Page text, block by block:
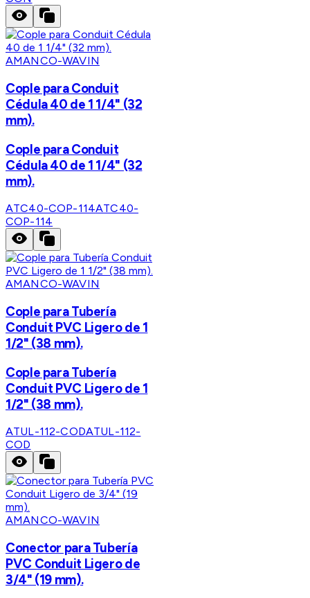
AMANCO-WAVIN
Cople para Conduit
Cédula 40 de 1 1/4" (32
mm).
Cople para Conduit
Cédula 40 de 1 1/4" (32
mm).
ATC40-COP-114ATC40-
COP-114
AMANCO-WAVIN
Cople para Tubería
Conduit PVC Ligero de 1
1/2" (38 mm).
Cople para Tubería
Conduit PVC Ligero de 1
1/2" (38 mm).
ATUL-112-CODATUL-112-
COD
AMANCO-WAVIN
Conector para Tubería
PVC Conduit Ligero de
3/4" (19 mm).